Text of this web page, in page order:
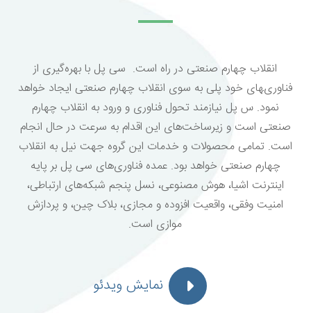
انقلاب چهارم صنعتی در راه است. سی پل با بهره‌گیری از
فناوری‌‍های خود پلی به سوی انقلاب چهارم صنعتی ایجاد خواهد
نمود. س ‌پل نیازمند تحول فناوری و ورود به انقلاب چهارم
صنعتی است و زیرساخت‌های این اقدام به سرعت در حال انجام
است. تمامی محصولات و خدمات این گروه جهت نیل به انقلاب
چهارم صنعتی خواهد بود. عمده فناوری‌های سی پل بر پایه
اینترنت اشیا، هوش مصنوعی، نسل پنجم شبکه‌های ارتباطی،
امنیت وفقی، واقعیت افزوده و مجازی، بلاک چین، و پردازش
موازی است.
نمایش ویدئو